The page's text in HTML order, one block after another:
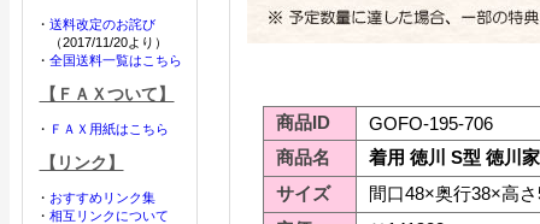
・ 送料改定のお詫び
（2017/11/20より）
・ 全国送料一覧はこちら
【ＦＡＸついて】
・ ＦＡＸ用紙はこちら
【リンク】
・ おすすめリンク集
・ 相互リンクについて
商品ID
GOFO-195-706
商品名
着用 徳川 S型 徳川
サイズ
間口48×奥行38×高